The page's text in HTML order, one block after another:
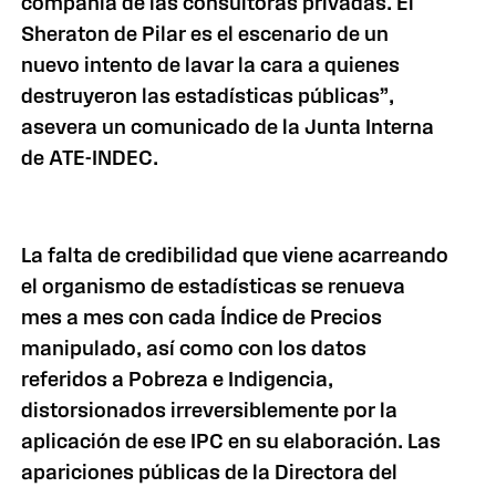
Sheraton de Pilar es el escenario de un
nuevo intento de lavar la cara a quienes
destruyeron las estadísticas públicas”,
asevera un comunicado de la Junta Interna
de ATE-INDEC.
La falta de credibilidad que viene acarreando
el organismo de estadísticas se renueva
mes a mes con cada Índice de Precios
manipulado, así como con los datos
referidos a Pobreza e Indigencia,
distorsionados irreversiblemente por la
aplicación de ese IPC en su elaboración. Las
apariciones públicas de la Directora del